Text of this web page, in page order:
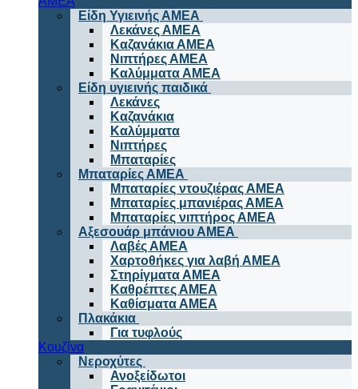
Είδη Υγιεινής ΑΜΕΑ
Λεκάνες ΑΜΕΑ
Καζανάκια ΑΜΕΑ
Νιπτήρες ΑΜΕΑ
Καλύμματα ΑΜΕΑ
Είδη υγιεινής παιδικά
Λεκάνες
Καζανάκια
Καλύμματα
Νιπτήρες
Μπαταρίες
Μπαταρίες ΑΜΕΑ
Μπαταρίες ντουζιέρας ΑΜΕΑ
Μπαταρίες μπανιέρας ΑΜΕΑ
Μπαταρίες νιπτήρος ΑΜΕΑ
Αξεσουάρ μπάνιου ΑΜΕΑ
Λαβές ΑΜΕΑ
Χαρτοθήκες για λαβή ΑΜΕΑ
Στηρίγματα ΑΜΕΑ
Καθρέπτες ΑΜΕΑ
Καθίσματα ΑΜΕΑ
Πλακάκια
Για τυφλούς
Κουζίνα
Νεροχύτες
Ανοξείδωτοι